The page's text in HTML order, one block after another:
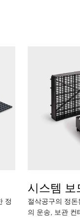
정
시스템 보
절삭공구의 정
의 운송, 보관 컨